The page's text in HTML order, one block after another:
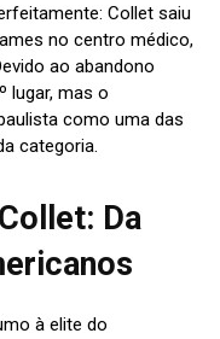
Collet saiu
no centro médico,
ao abandono
lugar, mas o
como uma das
categoria.
Da
à elite do